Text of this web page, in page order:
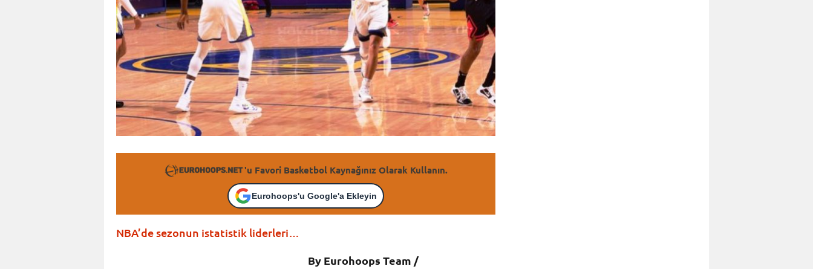
'u Favori Basketbol Kaynağınız Olarak Kullanın.
Eurohoops'u Google'a Ekleyin
NBA’de sezonun istatistik liderleri…
By Eurohoops Team /